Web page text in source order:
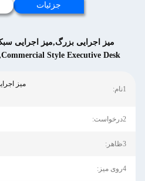
جزئیات
میز اجرایی بزرگ,میز اجرایی
Commercial Style Executive Desk
1نام:
میز
2درخواست:
3ظاهر:
4روی میز: